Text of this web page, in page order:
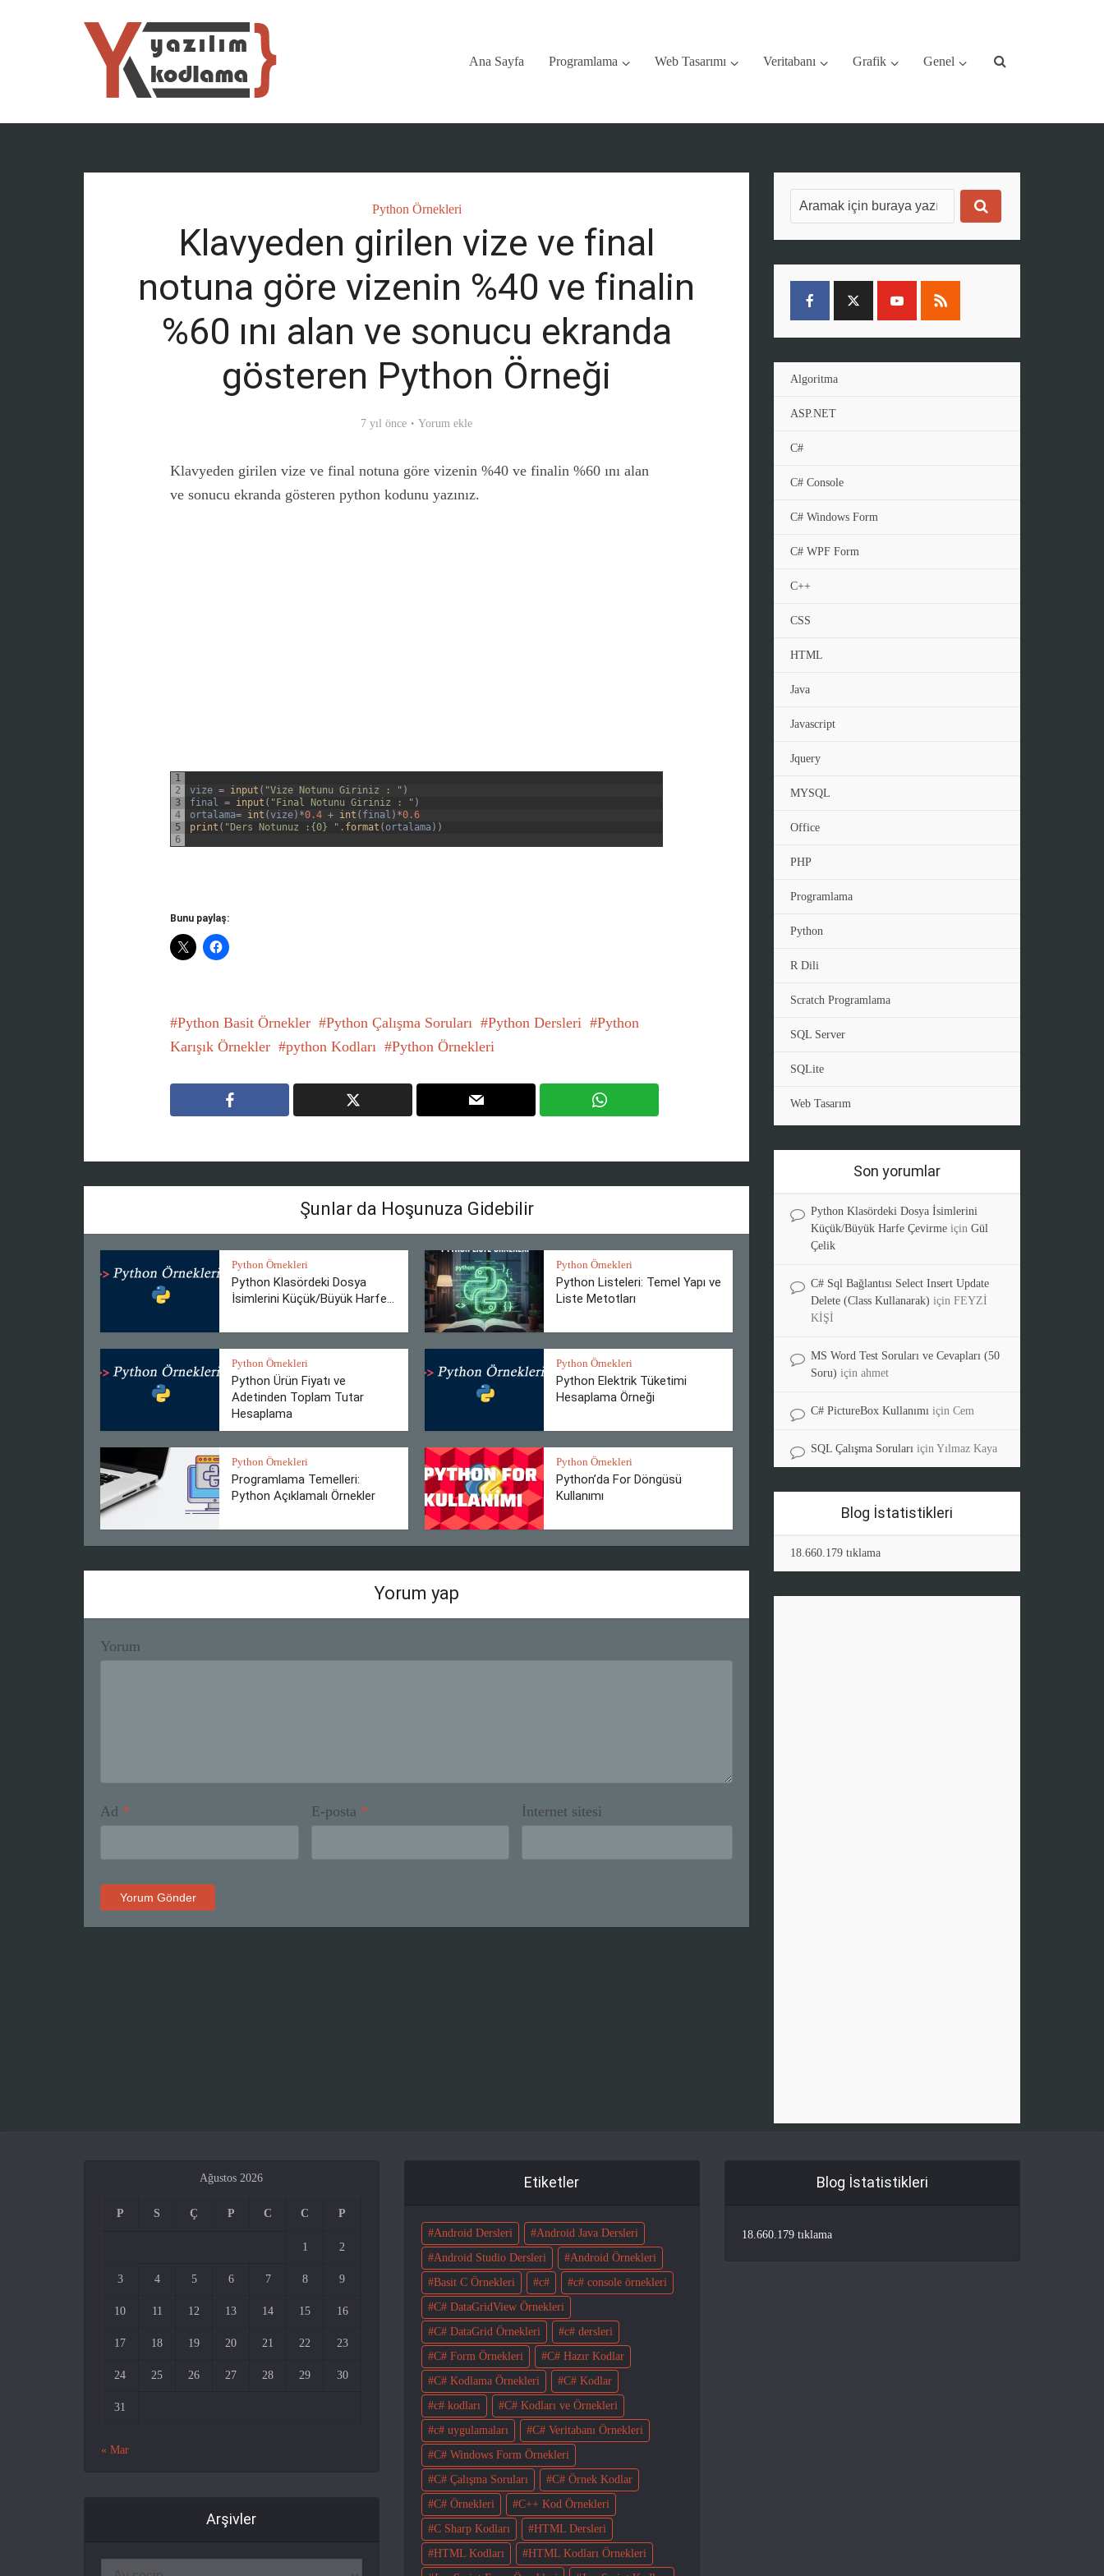
Ana Sayfa Programlama Web Tasarımı Veritabanı Grafik Genel
Python Örnekleri
Klavyeden girilen vize ve final
notuna göre vizenin %40 ve finalin
%60 ını alan ve sonucu ekranda
gösteren Python Örneği
7 yıl önce Yorum ekle
Klavyeden girilen vize ve final notuna göre vizenin %40 ve finalin %60 ını alan
ve sonucu ekranda gösteren python kodunu yazınız.
1
2
3
4
5
6
vize = input ( "Vize Notunu Giriniz : " )
final = input ( "Final Notunu Giriniz : " )
ortalama= int (vize) *0.4 + int ( final ) *0.6
print ( "Ders Notunuz :{0} " . format ( ortalama) )
Bunu paylaş:
Python Basit Örnekler Python Çalışma Soruları Python Dersleri
Python
Karışık Örnekler
python Kodları Python Örnekleri
Şunlar da Hoşunuza Gidebilir
Python Örnekleri
Python Klasördeki Dosya
İsimlerini Küçük/Büyük Harfe...
Python Örnekleri
Python Listeleri: Temel Yapı ve
Liste Metotları
Python Örnekleri
Python Ürün Fiyatı ve
Adetinden Toplam Tutar
Hesaplama
Python Örnekleri
Python Elektrik Tüketimi
Hesaplama Örneği
Python Örnekleri
Programlama Temelleri:
Python Açıklamalı Örnekler
Python Örnekleri
Python’da For Döngüsü
Kullanımı
Yorum yap
Yorum
Ad * E-posta * İnternet sitesi
Algoritma
ASP.NET
C#
C# Console
C# Windows Form
C# WPF Form
C++
CSS
HTML
Java
Javascript
Jquery
MYSQL
Office
PHP
Programlama
Python
R Dili
Scratch Programlama
SQL Server
SQLite
Web Tasarım
Son yorumlar
Python Klasördeki Dosya İsimlerini
Küçük/Büyük Harfe Çevirme için Gül
Çelik
C# Sql Bağlantısı Select Insert Update
Delete (Class Kullanarak) için FEYZİ
KİŞİ
MS Word Test Soruları ve Cevapları (50
Soru) için ahmet
C# PictureBox Kullanımı için Cem
SQL Çalışma Soruları için Yılmaz Kaya
Blog İstatistikleri
18.660.179 tıklama
Ağustos 2026
P S Ç P C C P
1 2
3 4 5 6 7 8 9
10 11 12 13 14 15 16
17 18 19 20 21 22 23
24 25 26 27 28 29 30
31
« Mar
Arşivler
Etiketler
Android Dersleri
Android Java Dersleri
Android Studio Dersleri
Android Örnekleri
Basit C Örnekleri
c#
c# console örnekleri
C# DataGridView Örnekleri
C# DataGrid Örnekleri
c# dersleri
C# Form Örnekleri
C# Hazır Kodlar
C# Kodlama Örnekleri
C# Kodlar
c# kodları
C# Kodları ve Örnekleri
c# uygulamaları
C# Veritabanı Örnekleri
C# Windows Form Örnekleri
C# Çalışma Soruları
C# Örnek Kodlar
C# Örnekleri
C++ Kod Örnekleri
C Sharp Kodları
HTML Dersleri
HTML Kodları
HTML Kodları Örnekleri
Blog İstatistikleri
18.660.179 tıklama